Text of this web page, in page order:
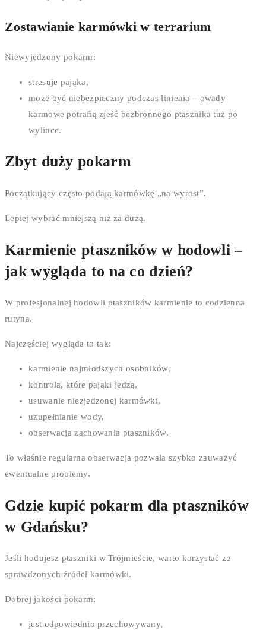
Zostawianie karmówki w terrarium
Niewyjedzony pokarm:
stresuje pająka,
może być niebezpieczny podczas linienia – owady
karmowe potrafią zjeść bezbronnego ptasznika tuż po
wylince.
Zbyt duży pokarm
Początkujący często podają karmówkę „na wyrost”.
Lepiej wybrać mniejszą niż za dużą.
Karmienie ptaszników w hodowli –
jak wygląda to na co dzień?
W profesjonalnej hodowli ptaszników karmienie to codzienna
rutyna.
Najczęściej wygląda to tak:
karmienie najmłodszych osobników,
kontrola, które pająki jedzą,
usuwanie niezjedzonej karmówki,
uzupełnianie wody,
obserwacja zachowania ptaszników.
To właśnie regularna obserwacja pozwala szybko zauważyć
ewentualne problemy.
Gdzie kupić pokarm dla ptaszników
w Gdańsku?
Jeśli hodujesz ptaszniki w Trójmieście, warto korzystać ze
sprawdzonych źródeł karmówki.
Dobrej jakości pokarm:
jest odpowiednio przechowywany,